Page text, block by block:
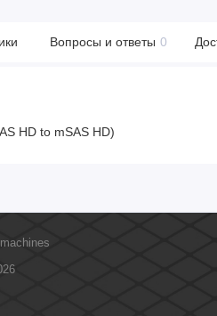
Вопросы и ответы 0
HD to mSAS HD)